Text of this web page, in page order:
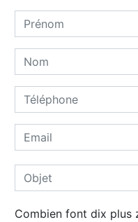
Combien font dix plus